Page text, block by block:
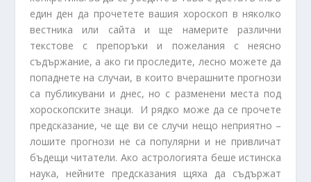
един ден да прочетете вашия хороскоп в няколко
вестника или сайта и ще намерите различни
текстове с препоръки и пожелания с неясно
съдържание, а ако ги проследите, лесно можете да
попаднете на случаи, в които вчерашните прогнози
са публикувани и днес, но с разменени места под
хороскопските знаци. И рядко може да се прочете
предсказание, че ще ви се случи нещо неприятно –
лошите прогнози не са популярни и не привличат
бъдещи читатели. Ако астрологията беше истинска
наука, нейните предсказания щяха да съдържат